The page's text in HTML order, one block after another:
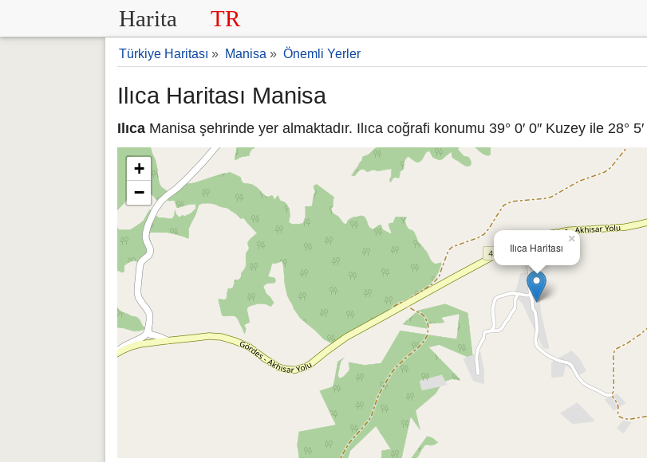
Harita TR
Türkiye Haritası » Manisa » Önemli Yerler
Ilıca Haritası Manisa
Ilıca Manisa şehrinde yer almaktadır. Ilıca coğrafi konumu 39° 0′ 0″ Kuzey ile 28°
Ilıca Haritası
×
+
−